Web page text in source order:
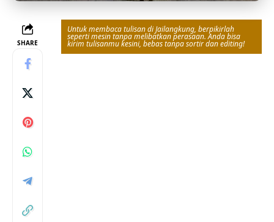
SHARE
Untuk membaca tulisan di Jailangkung, berpikirlah
seperti mesin tanpa melibatkan perasaan. Anda bisa
kirim tulisanmu kesini, bebas tanpa sortir dan editing!